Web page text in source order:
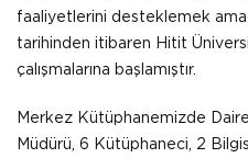
faaliyetlerini desteklemek
tarihinden itibaren Hitit
çalışmalarına başlamıştır.
Merkez Kütüphanemizde Daire
Müdürü, 6 Kütüphaneci, 2